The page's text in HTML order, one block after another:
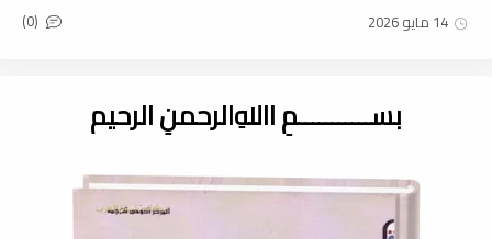
14 مايو 2026 (0)
بســـــــــــمِ اﷲِالرحمنِ الرحيم